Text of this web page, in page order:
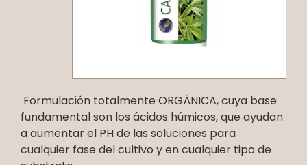
Formulación totalmente ORGÁNICA, cuya base
fundamental son los ácidos húmicos, que ayudan
a aumentar el PH de las soluciones para
cualquier fase del cultivo y en cualquier tipo de